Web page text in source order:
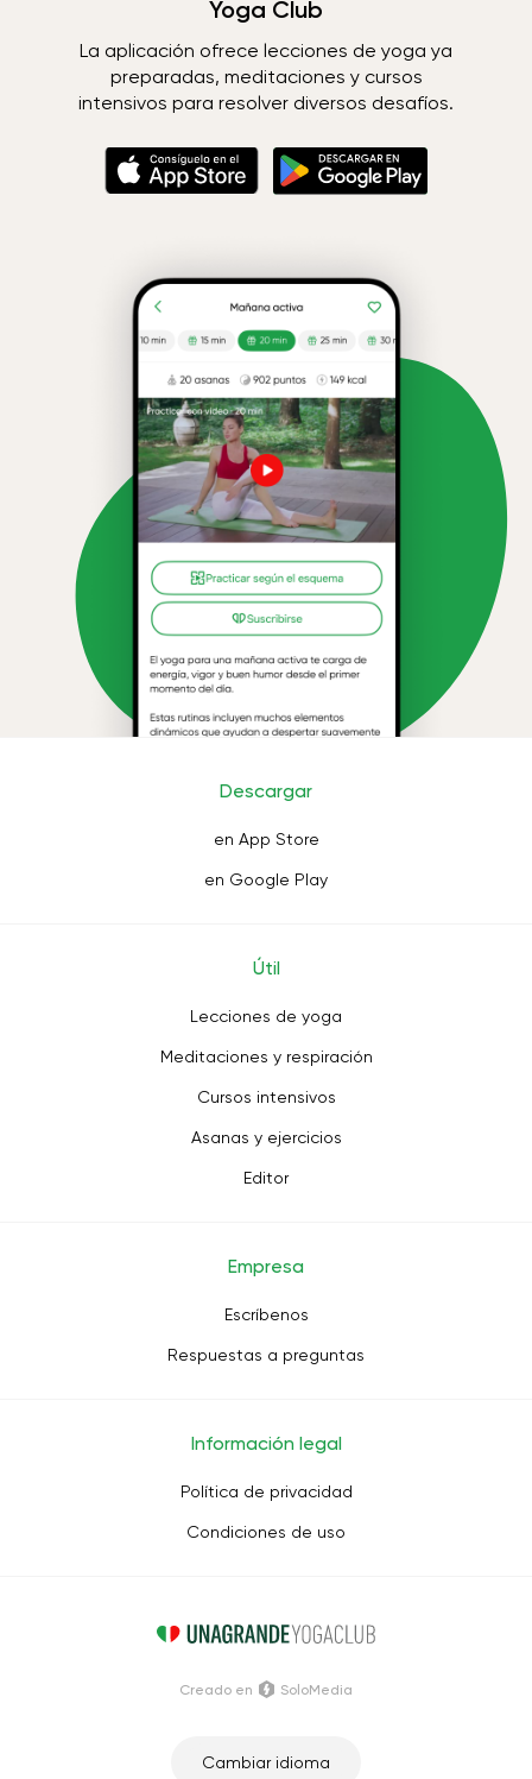
Yoga Club
La aplicación ofrece lecciones de yoga ya
preparadas, meditaciones y cursos
intensivos para resolver diversos desafíos.
Descargar
en App Store
en Google Play
Útil
Lecciones de yoga
Meditaciones y respiración
Cursos intensivos
Asanas y ejercicios
Editor
Empresa
Escríbenos
Respuestas a preguntas
Información legal
Política de privacidad
Condiciones de uso
Cambiar idioma
Creado en SoloMedia